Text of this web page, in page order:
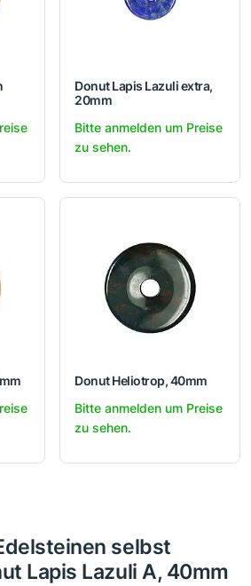
Donut Lapis Lazuli extra,
20mm
Bitte anmelden um Preise
zu sehen.
Donut Heliotrop, 40mm
Bitte anmelden um Preise
zu sehen.
selbst
Lapis Lazuli A, 40mm